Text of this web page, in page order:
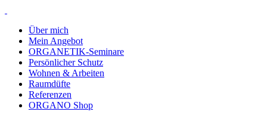
Über mich
Mein Angebot
ORGANETIK-Seminare
Persönlicher Schutz
Wohnen & Arbeiten
Raumdüfte
Referenzen
ORGANO Shop